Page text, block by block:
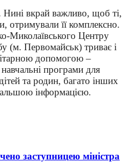
Нині вкрай важливо, щоб ті,
отримували її комплексно.
Миколаївського Центру
(м. Первомайськ) триває і
допомогою –
програми для
та родин, багато інших
інформацією.
заступницею міністра